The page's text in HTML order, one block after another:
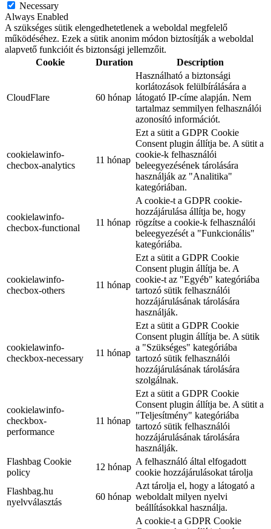
Necessary
Always Enabled
A szükséges sütik elengedhetetlenek a weboldal megfelelő
működéséhez. Ezek a sütik anonim módon biztosítják a weboldal
alapvető funkcióit és biztonsági jellemzőit.
Cookie
Duration Description
CloudFlare 60 hónap
Használható a biztonsági
korlátozások felülbírálására a
látogató IP-címe alapján. Nem
tartalmaz semmilyen felhasználói
azonosító információt.
cookielawinfo-
checbox-analytics
11 hónap
Ezt a sütit a GDPR Cookie
Consent plugin állítja be. A sütit a
cookie-k felhasználói
beleegyezésének tárolására
használják az "Analitika"
kategóriában.
cookielawinfo-
checbox-functional
11 hónap
A cookie-t a GDPR cookie-
hozzájárulása állítja be, hogy
rögzítse a cookie-k felhasználói
beleegyezését a "Funkcionális"
kategóriába.
cookielawinfo-
checbox-others
11 hónap
Ezt a sütit a GDPR Cookie
Consent plugin állítja be. A
cookie-t az "Egyéb" kategóriába
tartozó sütik felhasználói
hozzájárulásának tárolására
használják.
cookielawinfo-
checkbox-necessary
11 hónap
Ezt a sütit a GDPR Cookie
Consent plugin állítja be. A sütik
a "Szükséges" kategóriába
tartozó sütik felhasználói
hozzájárulásának tárolására
szolgálnak.
cookielawinfo-
checkbox-
performance
11 hónap
Ezt a sütit a GDPR Cookie
Consent plugin állítja be. A sütit a
"Teljesítmény" kategóriába
tartozó sütik felhasználói
hozzájárulásának tárolására
használják.
Flashbag Cookie
policy
12 hónap
A felhasználó által elfogadott
cookie hozzájárulásokat tárolja
Flashbag.hu
nyelvválasztás
60 hónap
Azt tárolja el, hogy a látogató a
weboldalt milyen nyelvi
beállításokkal használja.
A cookie-t a GDPR Cookie